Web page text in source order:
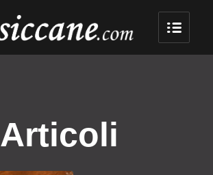
Articoli